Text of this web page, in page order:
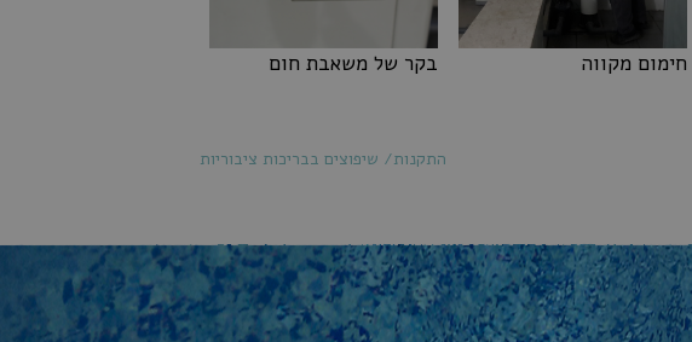
חימום מקווה בקר של משאבת חום
התקנות/ שיפוצים בבריכות ציבוריות